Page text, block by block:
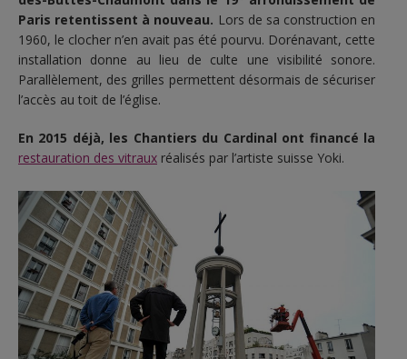
Paris retentissent à nouveau. Lors de sa construction en
1960, le clocher n’en avait pas été pourvu. Dorénavant, cette
installation donne au lieu de culte une visibilité sonore.
Parallèlement, des grilles permettent désormais de sécuriser
l’accès au toit de l’église.
En 2015 déjà, les Chantiers du Cardinal ont financé la
restauration des vitraux réalisés par l’artiste suisse Yoki.